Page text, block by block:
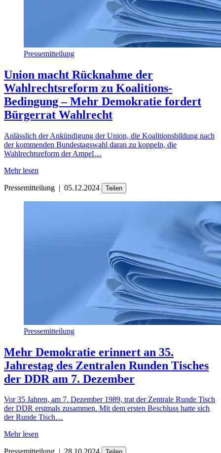
Pressemitteilung
Union macht Rücknahme der
Wahlrechtsreform zu Koalitions-
Bedingung – Mehr Demokratie fordert
Bürgerrat Wahlrecht
Anlässlich der Ankündigung der Union, die Koalitionsbildung nach
der kommenden Bundestagswahl daran zu koppeln, die
Wahlrechtsreform der Ampel…
Mehr lesen
Pressemitteilung | 05.12.2024 Teilen
Pressemitteilung
Mehr Demokratie erinnert an 35.
Jahrestag des Zentralen Runden Tisches
der DDR am 7. Dezember
Vor 35 Jahren, am 7. Dezember 1989, trat der Zentrale Runde Tisch
der DDR erstmals zusammen. Mit dem ersten Beschluss hatte sich
der Runde Tisch…
Mehr lesen